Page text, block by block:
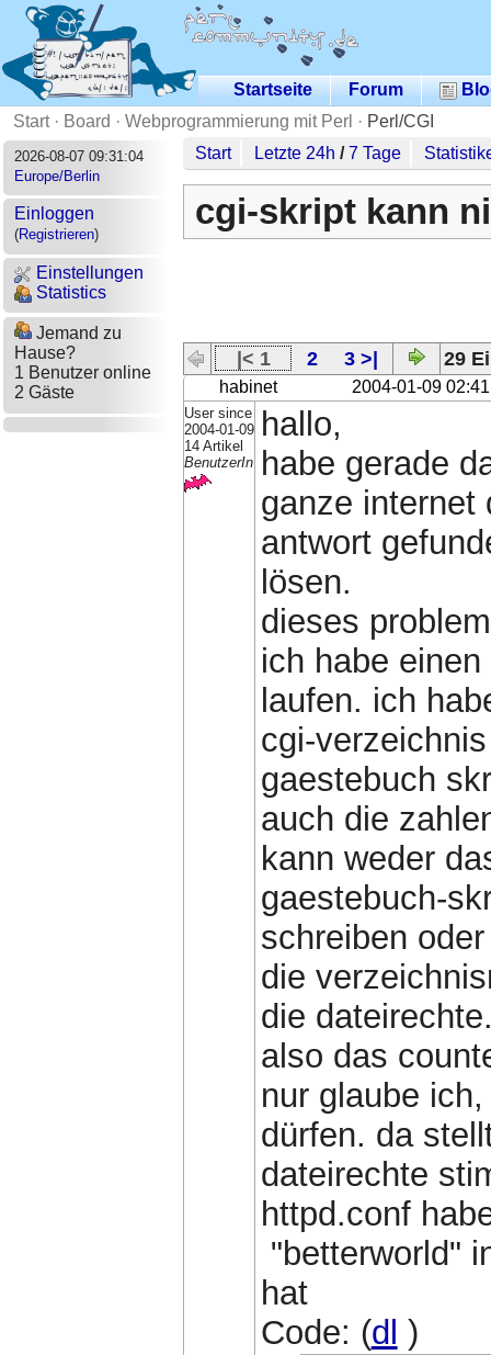
Startseite Forum
Start· Board · Webprogrammierung mit Perl · Perl/CGI
2026-08-07 09:31:04
Europe/Berlin
Einloggen
(Registrieren)
Einstellungen
Statistics
Jemand zu
Hause?
1 Benutzer online
2 Gäste
Start Letzte 24h /7 Tage
cgi-skript kann
|< 1 2 3 >| 29
habinet 2004-01-09 02:41
User since
2004-01-09
14 Artikel
BenutzerIn
hallo,
habe gerade
ganze internet
antwort
lösen.
dieses
ich habe
laufen. ich
cgi-
gaestebuch
auch die
kann weder
gaestebuch-
schreiben
die
die
also das
nur glaube
dürfen. da
dateirechte
httpd.conf
"betterworld"
hat
Code: (dl )